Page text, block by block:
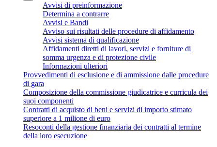
Avvisi di preinformazione
Determina a contrarre
Avvisi e Bandi
Avviso sui risultati delle procedure di affidamento
Avvisi sistema di qualificazione
Affidamenti diretti di lavori, servizi e forniture di
somma urgenza e di protezione civile
Informazioni ulteriori
Provvedimenti di esclusione e di ammissione dalle procedure
di gara
Composizione della commissione giudicatrice e curricula dei
suoi componenti
Contratti di acquisto di beni e servizi di importo stimato
superiore a 1 milione di euro
Resoconti della gestione finanziaria dei contratti al termine
della loro esecuzione